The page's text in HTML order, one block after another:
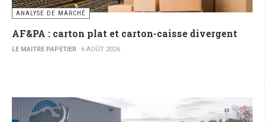
ANALYSE DE MARCHÉ
AF&PA : carton plat et carton-caisse divergent
LE MAITRE PAPETIER 6 AOÛT 2026